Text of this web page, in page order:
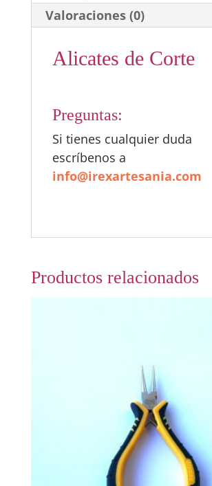
Valoraciones (0)
Alicates de Corte
Preguntas:
Si tienes cualquier duda
escríbenos a
info@irexartesania.com
Productos relacionados